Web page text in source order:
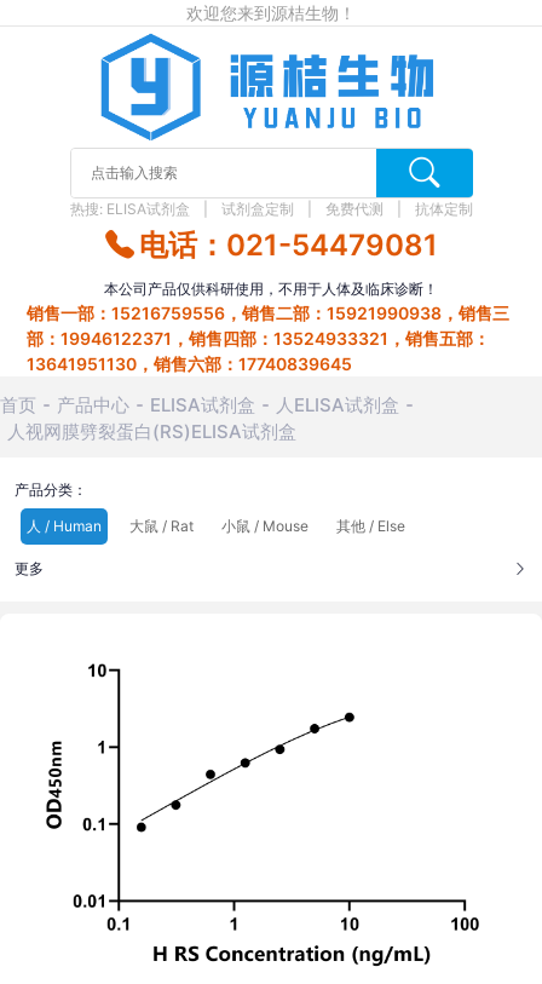
欢迎您来到源桔生物！
热搜: ELISA试剂盒 试剂盒定制 免费代测 抗体定制
电话：021-54479081
本公司产品仅供科研使用，不用于人体及临床诊断！
销售一部：15216759556，销售二部：15921990938，销售三
部：19946122371，销售四部：13524933321，销售五部：
13641951130，销售六部：17740839645
首页 产品中心 ELISA试剂盒
人ELISA试剂盒
人视网膜劈裂蛋白(RS)ELISA试剂盒
产品分类：
人 / Human
大鼠 / Rat 小鼠 / Mouse 其他 / Else
更多